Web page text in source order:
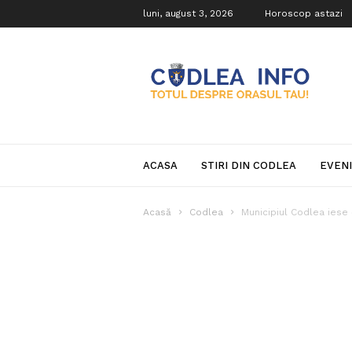
luni, august 3, 2026 Horoscop astazi
Info
ACASA STIRI DIN CODLEA
Acasă Codlea Municipiul Codlea iese